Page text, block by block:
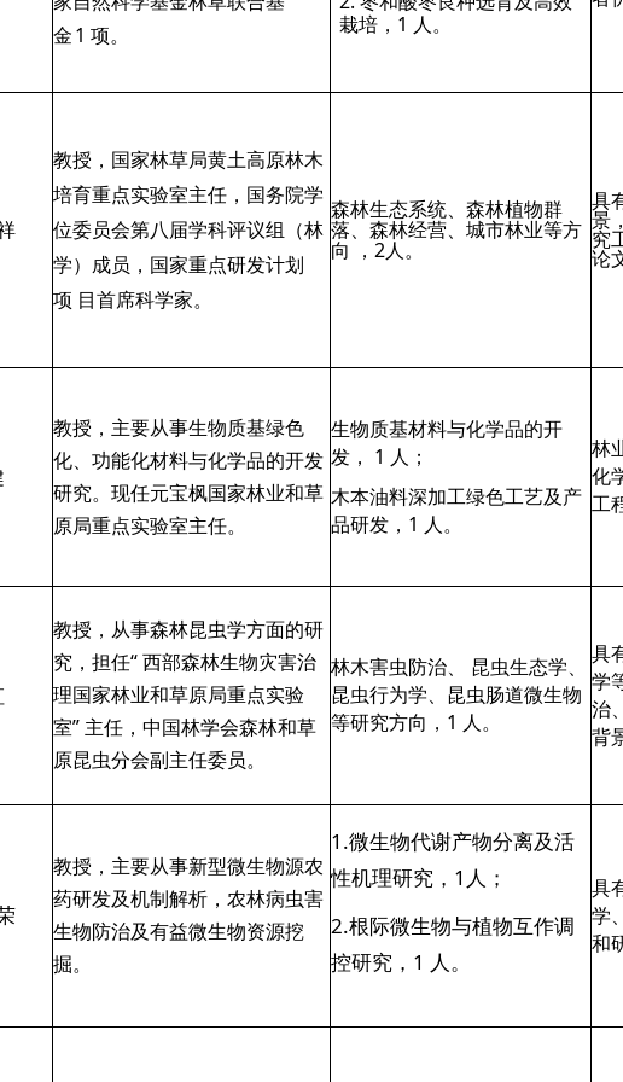
金1 项。
栽培，1 人。
教授，国家林草局黄土高原林木
培育重点实验室主任，国务院学
位委员会第八届学科评议组（林
学）成员，国家重点研发计划
项 目首席科学家。
森林生态系统、森林植物群
落、森林经营、城市林业等方
向 ，2人。
具
景
究
论
教授，主要从事生物质基绿色
化、功能化材料与化学品的开发
研究。现任元宝枫国家林业和草
原局重点实验室主任。
生物质基材料与化学品的开
发， 1 人；
木本油料深加工绿色工艺及产
品研发，1 人。
林
化
工
教授，从事森林昆虫学方面的研
究，担任“ 西部森林生物灾害治
理国家林业和草原局重点实验
室” 主任，中国林学会森林和草
原昆虫分会副主任委员。
林木害虫防治、 昆虫生态学、
昆虫行为学、昆虫肠道微生物
等研究方向，1 人。
具
学
治
背
教授，主要从事新型微生物源农
药研发及机制解析，农林病虫害
生物防治及有益微生物资源挖
掘。
1.微生物代谢产物分离及活
性机理研究，1人；
2.根际微生物与植物互作调
控研究，1 人。
具
学
和